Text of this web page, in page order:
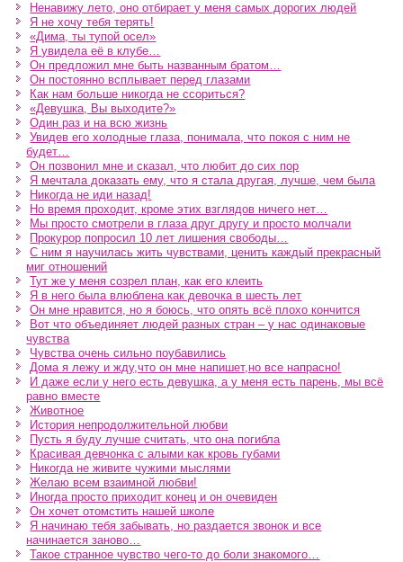
Ненавижу лето, оно отбирает у меня самых дорогих людей
Я не хочу тебя терять!
«Дима, ты тупой осел»
Я увидела её в клубе…
Он предложил мне быть названным братом…
Он постоянно всплывает перед глазами
Как нам больше никогда не ссориться?
«Девушка, Вы выходите?»
Один раз и на всю жизнь
Увидев его холодные глаза, понимала, что покоя с ним не
будет…
Он позвонил мне и сказал, что любит до сих пор
Я мечтала доказать ему, что я стала другая, лучше, чем была
Никогда не иди назад!
Но время проходит, кроме этих взглядов ничего нет…
Мы просто смотрели в глаза друг другу и просто молчали
Прокурор попросил 10 лет лишения свободы…
С ним я научилась жить чувствами, ценить каждый прекрасный
миг отношений
Тут же у меня созрел план, как его клеить
Я в него была влюблена как девочка в шесть лет
Он мне нравится, но я боюсь, что опять всё плохо кончится
Вот что объединяет людей разных стран – у нас одинаковые
чувства
Чувства очень сильно поубавились
Дома я лежу и жду,что он мне напишет,но все напрасно!
И даже если у него есть девушка, а у меня есть парень, мы всё
равно вместе
Животное
История непродолжительной любви
Пусть я буду лучше считать, что она погибла
Красивая девчонка с алыми как кровь губами
Никогда не живите чужими мыслями
Желаю всем взаимной любви!
Иногда просто приходит конец и он очевиден
Он хочет отомстить нашей школе
Я начинаю тебя забывать, но раздается звонок и все
начинается заново…
Такое странное чувство чего-то до боли знакомого…